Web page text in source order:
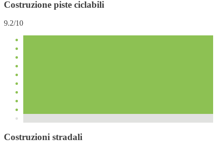
Costruzione piste ciclabili
9.2/10
Costruzioni stradali